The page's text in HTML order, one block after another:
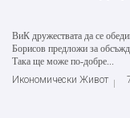
ВиК дружествата да се
Борисов предложи за
Така ще може по-добре...
Икономически Живот